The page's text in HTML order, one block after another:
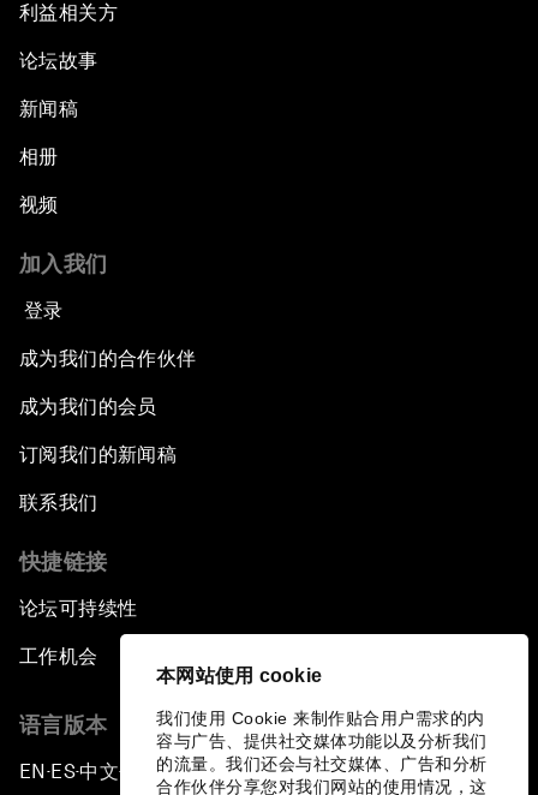
本网站使用 cookie
我们使用 Cookie 来制作贴合用户需求的内
容与广告、提供社交媒体功能以及分析我们
的流量。我们还会与社交媒体、广告和分析
合作伙伴分享您对我们网站的使用情况，这
利益相关方
论坛故事
新闻稿
相册
视频
加入我们
登录
成为我们的合作伙伴
成为我们的会员
订阅我们的新闻稿
联系我们
快捷链接
论坛可持续性
工作机会
语言版本
EN ▪ ES▪中文▪ 日本語